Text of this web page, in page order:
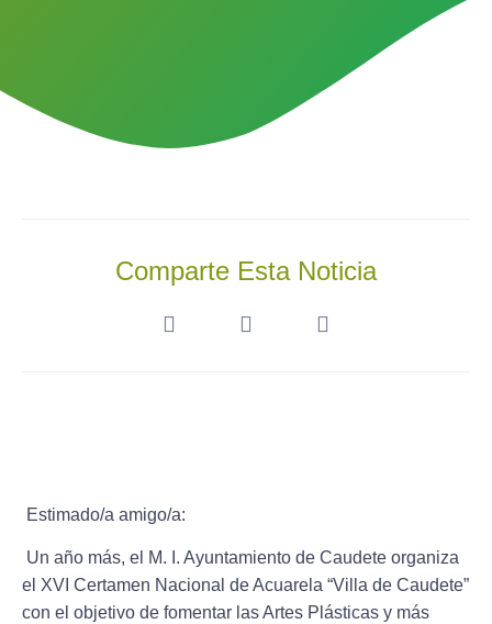
Comparte Esta Noticia
Estimado/a amigo/a:
Un año más, el M. I. Ayuntamiento de Caudete organiza
el XVI Certamen Nacional de Acuarela “Villa de Caudete”
con el objetivo de fomentar las Artes Plásticas y más